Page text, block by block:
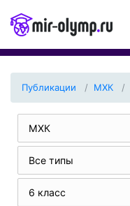
Публикации МХК
МХК
Все типы
6 класс